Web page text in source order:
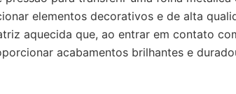
elementos decorativos e de alta
aquecida que, ao entrar em contato
acabamentos brilhantes e